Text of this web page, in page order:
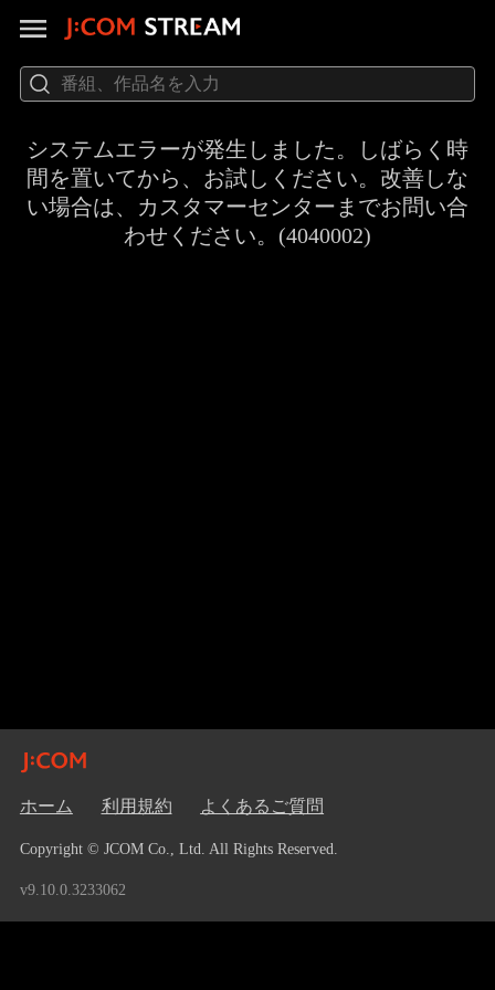
システムエラーが発生しました。しばらく時
間を置いてから、お試しください。改善しな
い場合は、カスタマーセンターまでお問い合
わせください。(4040002)
ホーム 利用規約 よくあるご質問
Copyright © JCOM Co., Ltd. All Rights Reserved.
v9.10.0.3233062